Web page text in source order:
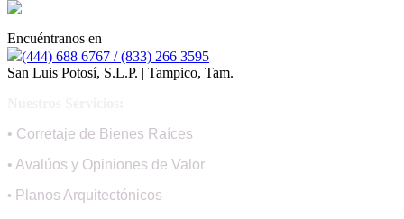
Encuéntranos en
(444) 688 6767 / (833) 266 3595
San Luis Potosí, S.L.P. | Tampico, Tam.
• Corretaje de Bienes Raíces
• Avalúos y Opiniones de Valor
• Planos Arquitectónicos